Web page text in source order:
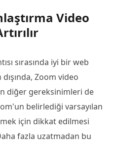
Video
sırasında iyi bir web
Zoom video
diğer gereksinimleri de
belirlediği varsayılan
için dikkat edilmesi
fazla uzatmadan bu